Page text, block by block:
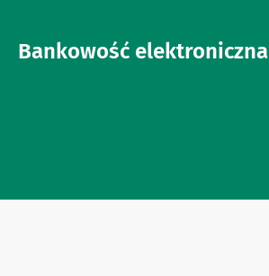
Bankowość elektroniczna